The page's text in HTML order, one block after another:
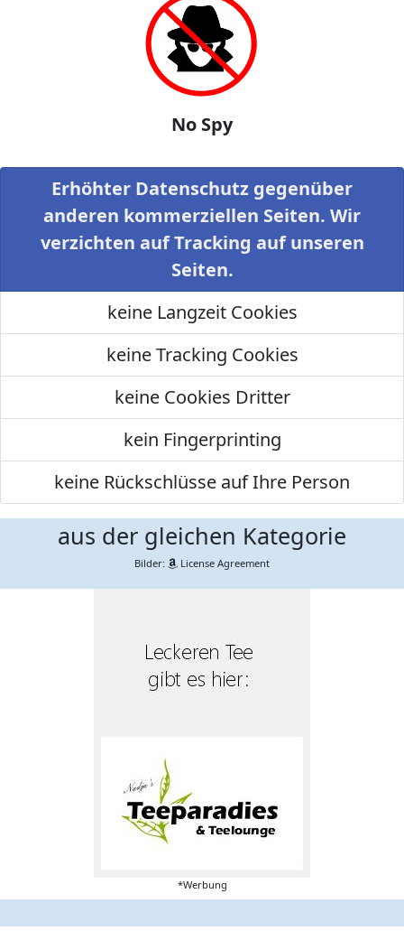
No Spy
Erhöhter Datenschutz gegenüber
anderen kommerziellen Seiten. Wir
verzichten auf Tracking auf unseren
Seiten.
keine Langzeit Cookies
keine Tracking Cookies
keine Cookies Dritter
kein Fingerprinting
keine Rückschlüsse auf Ihre Person
aus der gleichen Kategorie
Bilder: License Agreement
*Werbung